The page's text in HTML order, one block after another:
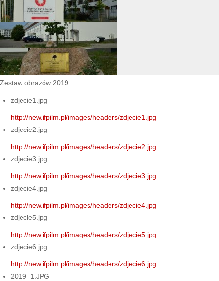
Zestaw obrazów 2019
zdjecie1.jpg
http://new.ifpilm.pl/images/headers/zdjecie1.jpg
zdjecie2.jpg
http://new.ifpilm.pl/images/headers/zdjecie2.jpg
zdjecie3.jpg
http://new.ifpilm.pl/images/headers/zdjecie3.jpg
zdjecie4.jpg
http://new.ifpilm.pl/images/headers/zdjecie4.jpg
zdjecie5.jpg
http://new.ifpilm.pl/images/headers/zdjecie5.jpg
zdjecie6.jpg
http://new.ifpilm.pl/images/headers/zdjecie6.jpg
2019_1.JPG